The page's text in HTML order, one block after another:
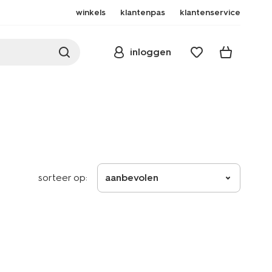
winkels klantenpas klantenservice
inloggen
sorteer op: aanbevolen